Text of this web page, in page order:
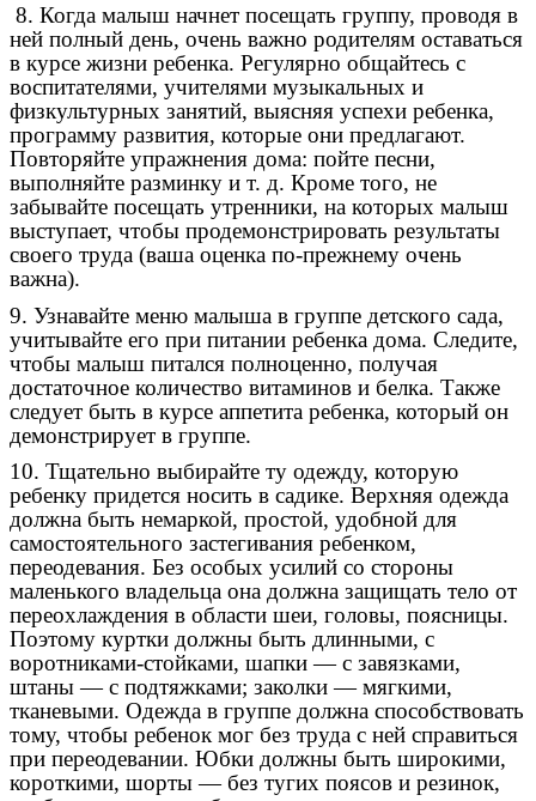
8. Когда малыш начнет посещать группу, проводя в
ней полный день, очень важно родителям оставаться
в курсе жизни ребенка. Регулярно общайтесь с
воспитателями, учителями музыкальных и
физкультурных занятий, выясняя успехи ребенка,
программу развития, которые они предлагают.
Повторяйте упражнения дома: пойте песни,
выполняйте разминку и т. д. Кроме того, не
забывайте посещать утренники, на которых малыш
выступает, чтобы продемонстрировать результаты
своего труда (ваша оценка по-прежнему очень
важна).
9. Узнавайте меню малыша в группе детского сада,
учитывайте его при питании ребенка дома. Следите,
чтобы малыш питался полноценно, получая
достаточное количество витаминов и белка. Также
следует быть в курсе аппетита ребенка, который он
демонстрирует в группе.
10. Тщательно выбирайте ту одежду, которую
ребенку придется носить в садике. Верхняя одежда
должна быть немаркой, простой, удобной для
самостоятельного застегивания ребенком,
переодевания. Без особых усилий со стороны
маленького владельца она должна защищать тело от
переохлаждения в области шеи, головы, поясницы.
Поэтому куртки должны быть длинными, с
воротниками-стойками, шапки — с завязками,
штаны — с подтяжками; заколки — мягкими,
тканевыми. Одежда в группе должна способствовать
тому, чтобы ребенок мог без труда с ней справиться
при переодевании. Юбки должны быть широкими,
короткими, шорты — без тугих поясов и резинок,